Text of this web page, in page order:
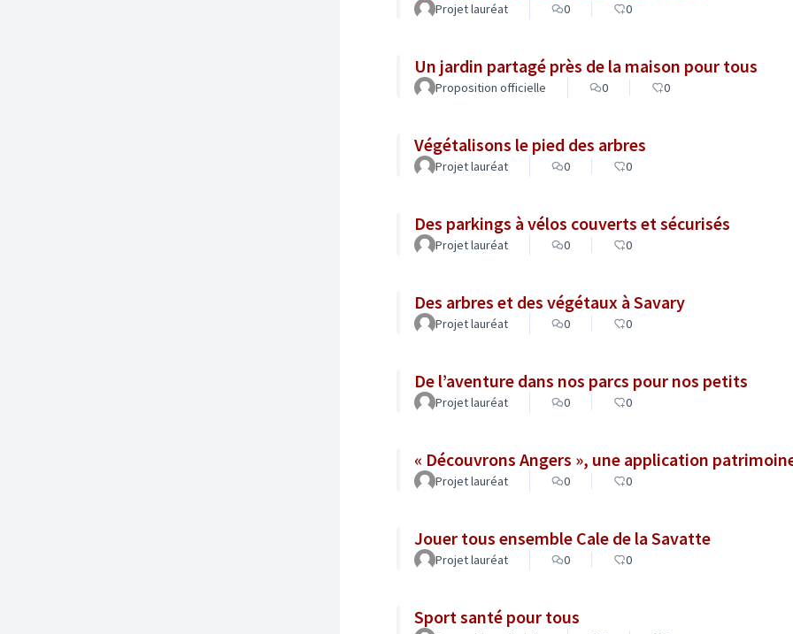
Projet lauréat 0 0
Un jardin partagé près de la maison pour tous
Proposition officielle 0 0
Végétalisons le pied des arbres
Projet lauréat 0 0
Des parkings à vélos couverts et sécurisés
Projet lauréat 0 0
Des arbres et des végétaux à Savary
Projet lauréat 0 0
De l’aventure dans nos parcs pour nos petits
Projet lauréat 0 0
« Découvrons Angers », une application
Projet lauréat 0 0
Jouer tous ensemble Cale de la Savatte
Projet lauréat 0 0
Sport santé pour tous